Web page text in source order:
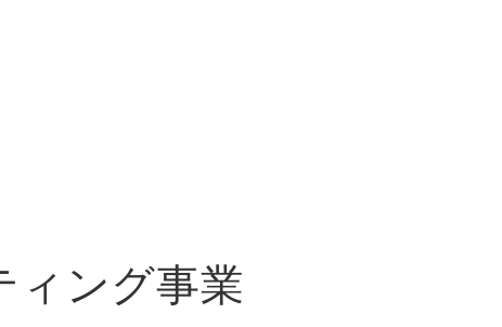
コンサルタント一覧
定額制営業代行『カリトルくん』
拡散付1日密着動画制作『まるごと社
ィング事業